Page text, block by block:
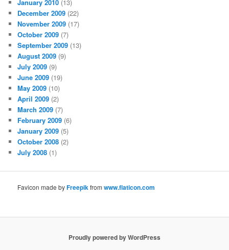
January 2010 (13)
December 2009 (22)
November 2009 (17)
October 2009 (7)
September 2009 (13)
August 2009 (9)
July 2009 (9)
June 2009 (19)
May 2009 (10)
April 2009 (2)
March 2009 (7)
February 2009 (6)
January 2009 (5)
October 2008 (2)
July 2008 (1)
Favicon made byFreepikfromwww.flaticon.com
Proudly powered by WordPress